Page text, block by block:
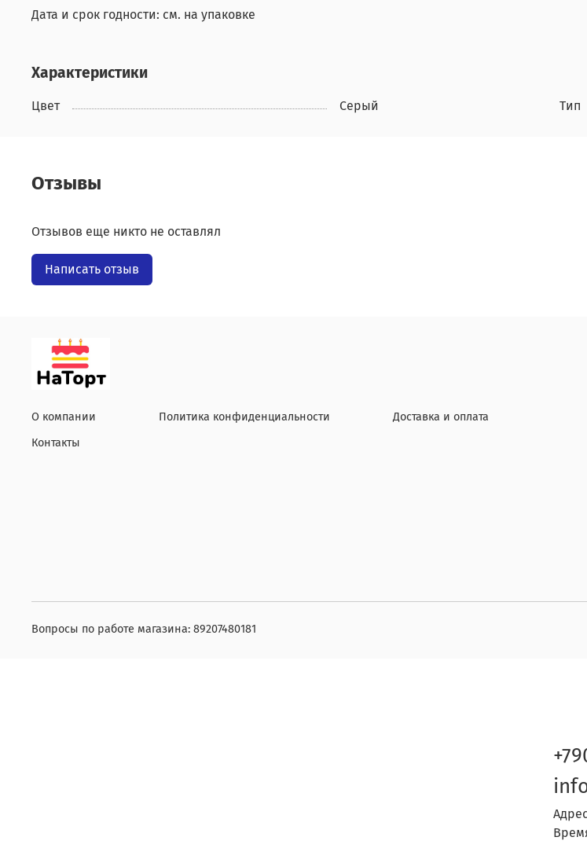
Дата и срок годности: см. на упаковке
Характеристики
Цвет Серый Тип
Отзывы
Отзывов еще никто не оставлял
Написать отзыв
О компании
Контакты
Политика конфиденциальности Доставка и оплата
Вопросы по работе магазина: 89207480181